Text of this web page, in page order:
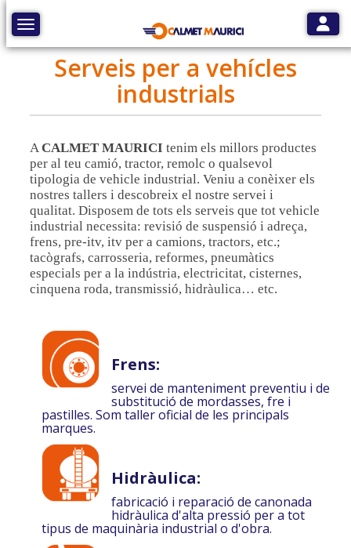
Toggle navigation
Serveis per a vehícles
industrials
ACALMET MAURICI tenim els millors productes
per al teu camió, tractor, remolc o qualsevol
tipologia de vehicle industrial. Veniu a conèixer els
nostres tallers i descobreix el nostre servei i
qualitat. Disposem de tots els serveis que tot vehicle
industrial necessita: revisió de suspensió i adreça,
frens, pre-itv, itv per a camions, tractors, etc.;
tacògrafs, carrosseria, reformes, pneumàtics
especials per a la indústria, electricitat, cisternes,
cinquena roda, transmissió, hidràulica… etc.
Frens:
servei de manteniment preventiu i de
substitució de mordasses, fre i
pastilles. Som taller oficial de les principals
marques.
Hidràulica:
fabricació i reparació de canonada
hidràulica d'alta pressió per a tot
tipus de maquinària industrial o d'obra.